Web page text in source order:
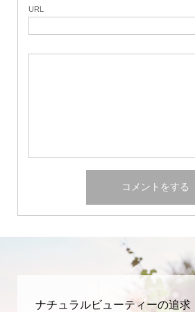
URL
ナチュラルビューティーの追求